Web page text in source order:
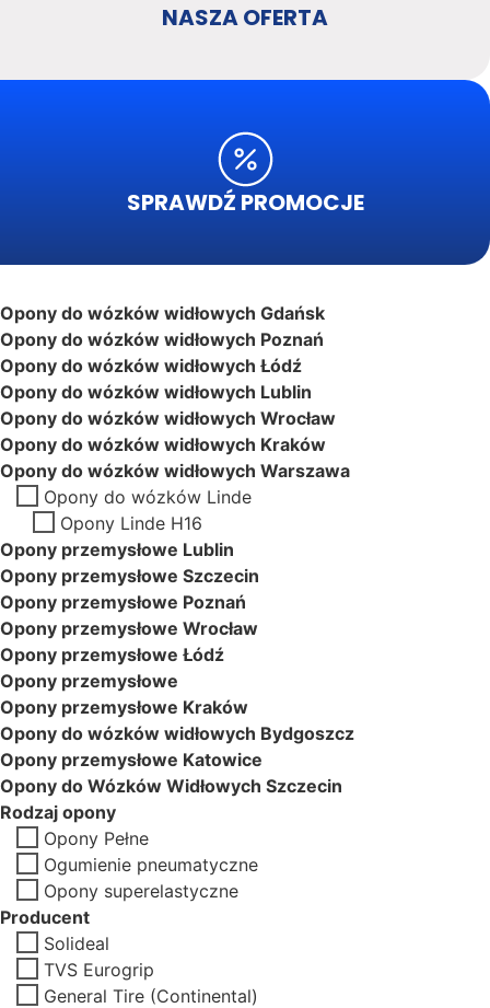
NASZA OFERTA
SPRAWDŹ PROMOCJE
Opony do wózków widłowych Gdańsk
Opony do wózków widłowych Poznań
Opony do wózków widłowych Łódź
Opony do wózków widłowych Lublin
Opony do wózków widłowych Wrocław
Opony do wózków widłowych Kraków
Opony do wózków widłowych Warszawa
Opony do wózków Linde
Opony Linde H16
Opony przemysłowe Lublin
Opony przemysłowe Szczecin
Opony przemysłowe Poznań
Opony przemysłowe Wrocław
Opony przemysłowe Łódź
Opony przemysłowe
Opony przemysłowe Kraków
Opony do wózków widłowych Bydgoszcz
Opony przemysłowe Katowice
Opony do Wózków Widłowych Szczecin
Rodzaj opony
Opony Pełne
Ogumienie pneumatyczne
Opony superelastyczne
Producent
Solideal
TVS Eurogrip
General Tire (Continental)